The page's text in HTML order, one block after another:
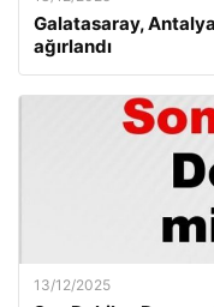
Galatasaray,
ağırlandı
13/12/2025